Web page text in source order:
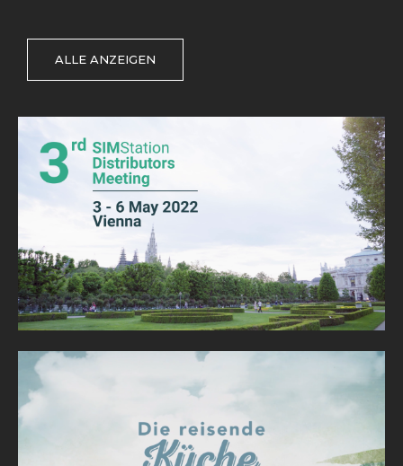
ALLE ANZEIGEN